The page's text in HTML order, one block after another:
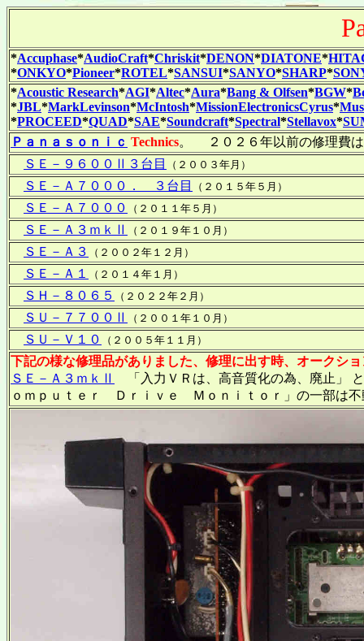
*Accuphase*AudioCraft*Chriskit*DENON*DIATONE*
*ONKYO*Pioneer*ROTEL*SANSUI*SANYO*SHARP*
*Acoustic Research*AGI*Altec*Aura*Bang & Olfsen*BGW*
*JBL*MarkLevinson*McIntosh*MissionElectronicsCyrus*
*PROCEED*QUAD*SAE*Soundcraft*Spectral*Stellavox*
Ｐａｎａｓｏｎｉｃ Technics。 ２０２６年以前の修理費
ＳＥ－９６００Ⅱ３台目
（２００３年月）
ＳＥ－Ａ７０００． ３台目 （２０１５年５月）
ＳＥ－Ａ７０００ （２０１１年５月）
ＳＥ－Ａ３ｍｋⅡ （２０１９年１０月）
ＳＥ－Ａ３ （２００２年１２月）
ＳＥ－Ａ１ （２０１４年１月）
ＳＨ－８０６５ （２０２２年２月）
ＳＵ－７７００Ⅱ （２００１年１０月）
ＳＵ－Ｖ１０ （２００５年１１月）
下記の様な修理品がありました、修理に出す時、オークシ
ＳＥ－Ａ３ｍｋⅡ
「入力ＶＲは、高音質化の為、廃止」
ｏｍｐｕｔｅｒ Ｄｒｉｖｅ Ｍｏｎｉｔｏｒ」の一部は不